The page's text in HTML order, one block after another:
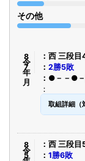
その他
令8年7月 西 三段目
2勝5敗
●－－●
取組詳細（
令8年5月 西 三段目
1勝6敗